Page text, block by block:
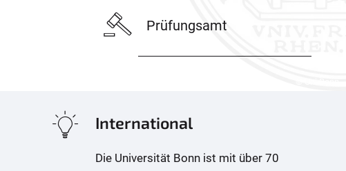
Prüfungsamt
International
Die Universität Bonn ist mit über 70